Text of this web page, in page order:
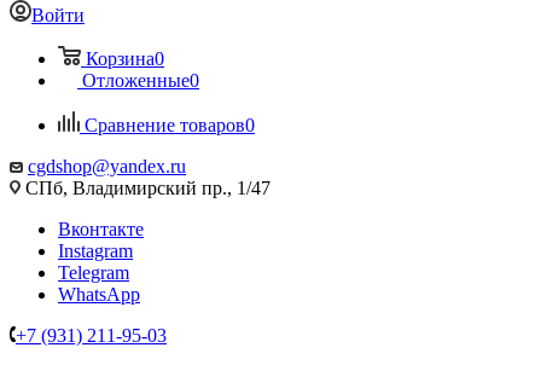
Войти
Корзина0
Отложенные0
Сравнение товаров0
cgdshop@yandex.ru
СПб, Владимирский пр., 1/47
Вконтакте
Instagram
Telegram
WhatsApp
+7 (931) 211-95-03